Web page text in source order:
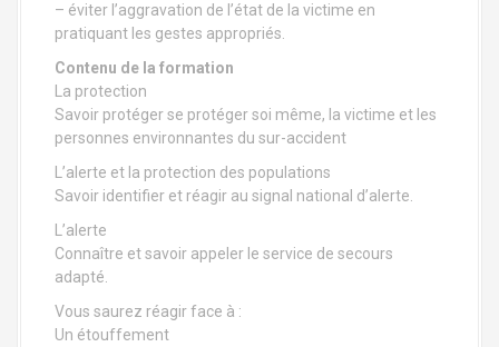
– éviter l’aggravation de l’état de la victime en
pratiquant les gestes appropriés.
Contenu de la formation
La protection
Savoir protéger se protéger soi même, la victime et les
personnes environnantes du sur-accident
L’alerte et la protection des populations
Savoir identifier et réagir au signal national d’alerte.
L’alerte
Connaître et savoir appeler le service de secours
adapté.
Vous saurez réagir face à :
Un étouffement